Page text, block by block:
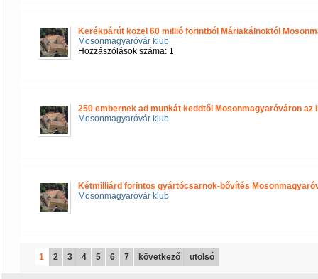
Kerékpárút közel 60 millió forintból Máriakálnoktól
Mosonmagyaróvár klub
Hozzászólások száma: 1
250 embernek ad munkát keddtől Mosonmagyaróváron az
Mosonmagyaróvár klub
Kétmilliárd forintos gyártócsarnok-bővítés
Mosonmagyaróvár klub
1 2 3 4 5 6 7 következő utolsó